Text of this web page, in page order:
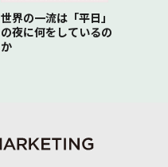
世界の一流は「平日」
の夜に何をしているの
か